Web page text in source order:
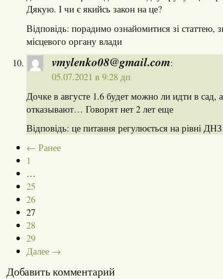
Дякую. І чи є якийсь закон на це?
Відповідь: порадимо ознайомитися зі статтею,
місцевого органу влади
vmylenko08@gmail.com:
05.07.2021 в 9:28 дп
Дочке в августе 1.6 будет можно ли идти в сад,
отказывают… Говорят нет 2 лет еще
Відповідь: це питання регулюється на рівні ДНЗ
← Ранее
1
…
25
26
27
28
29
Далее →
Добавить комментарий